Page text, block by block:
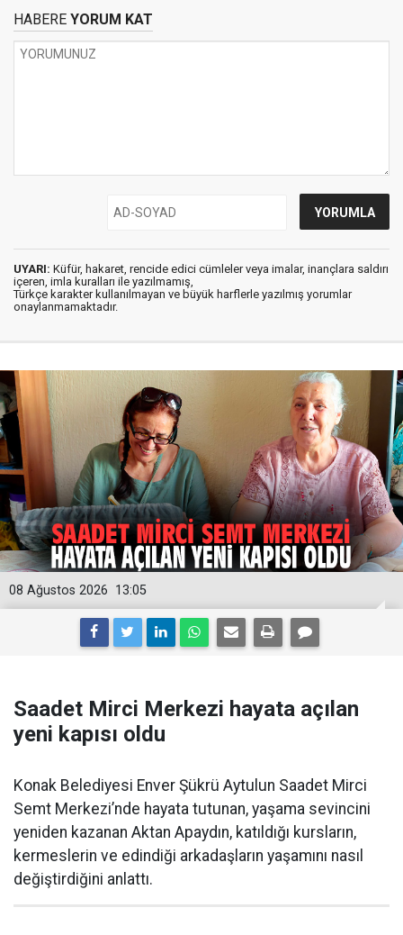
HABERE YORUM KAT
UYARI: Küfür, hakaret, rencide edici cümleler veya imalar, inançlara saldırı
içeren, imla kuralları ile yazılmamış,
Türkçe karakter kullanılmayan ve büyük harflerle yazılmış yorumlar
onaylanmamaktadır.
13:05
08 Ağustos 2026
Saadet Mirci Merkezi hayata açılan
yeni kapısı oldu
Konak Belediyesi Enver Şükrü Aytulun Saadet Mirci
Semt Merkezi’nde hayata tutunan, yaşama sevincini
yeniden kazanan Aktan Apaydın, katıldığı kursların,
kermeslerin ve edindiği arkadaşların yaşamını nasıl
değiştirdiğini anlattı.